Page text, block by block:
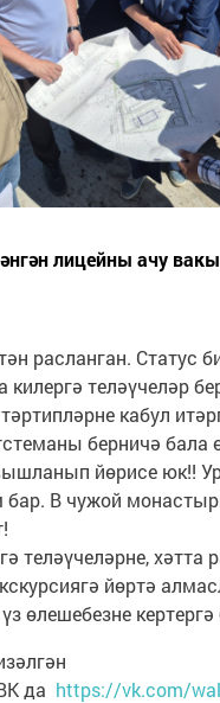
лицейны ачу
расланган. Статус
теләүчеләр
кабул
берничә бала
йөрисе юк!!
бар. В чужой
теләүчеләрне, хәтта
йөртә
өлешебезне
да https://vk.com/